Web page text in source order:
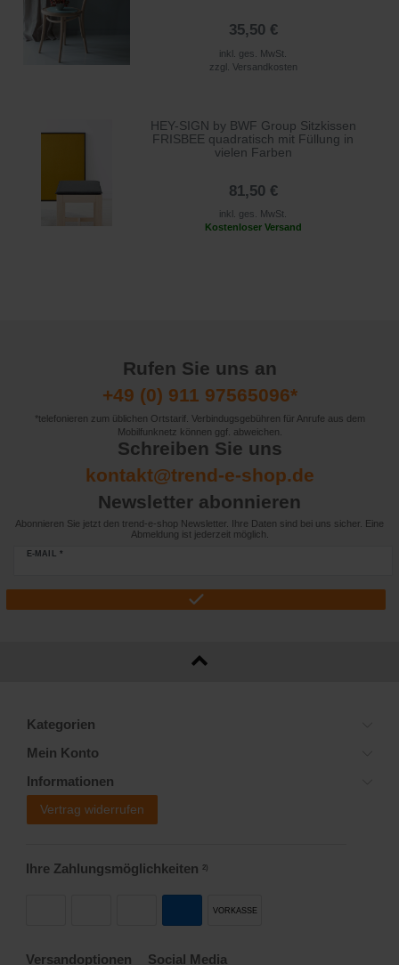
35,50 €
inkl. ges. MwSt.
zzgl. Versandkosten
HEY-SIGN by BWF Group Sitzkissen
FRISBEE quadratisch mit Füllung in
vielen Farben
81,50 €
inkl. ges. MwSt.
Kostenloser Versand
Rufen Sie uns an
+49 (0) 911 97565096*
*telefonieren zum üblichen Ortstarif. Verbindugsgebühren für Anrufe aus dem
Mobilfunknetz können ggf. abweichen.
Schreiben Sie uns
kontakt@trend-e-shop.de
Newsletter abonnieren
Abonnieren Sie jetzt den trend-e-shop Newsletter. Ihre Daten sind bei uns sicher. Eine
Abmeldung ist jederzeit möglich.
E-MAIL *
Kategorien
Mein Konto
Informationen
Vertrag widerrufen
Ihre Zahlungsmöglichkeiten 2)
VORKASSE
Versandoptionen Social Media